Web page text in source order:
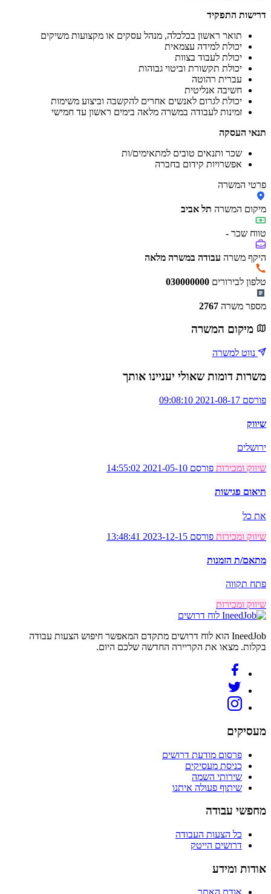
דרישות התפקיד
תואר ראשון בכלכלה, מנהל עסקים או מקצועות משיקים
יכולת למידה עצמאית
יכולת לעבוד בצוות
יכולת תקשורת וביטוי גבוהות
עברית רהוטה
חשיבה אנליטית
יכולת לגרום לאנשים אחרים להקשבה וביצוע משימות
זמינות לעבודה במשרה מלאה בימים ראשון עד חמישי
תנאי העסקה
שכר ותנאים טובים למתאימים/ות
אפשרויות קידום בחברה
פרטי המשרה
מיקום המשרה תל אביב
טווח שכר -
היקף משרה עבודה במשרה מלאה
טלפון לבירורים 030000000
מספר משרה 2767
מיקום המשרה
נווט למשרה
משרות דומות שאולי יעניינו אותך
פורסם 2021-08-17 09:08:10
שיווק
ירושלים
שיווק ומכירות פורסם 2021-05-10 14:55:02
תיאום פגישות
את כל
שיווק ומכירות פורסם 2023-12-15 13:48:41
מתאם/ת הזמנות
פתח תקווה
שיווק ומכירות
לוח דרושים
IneedJob הוא לוח דרושים מתקדם המאפשר חיפוש הצעות עבודה
בקלות. מצאו את הקריירה החדשה שלכם היום.
מעסיקים
פרסום מודעת דרושים
כניסת מעסיקים
שירותי השמה
שיתוף פעולה איתנו
מחפשי עבודה
כל הצעות העבודה
דרושים הייטק
אודות ומידע